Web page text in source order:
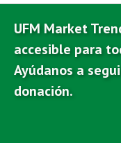
UFM Market
accesible para
Ayúdanos a
donación.